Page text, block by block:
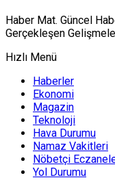
Haber Mat. Güncel
Gerçekleşen
Hızlı Menü
Haberler
Ekonomi
Magazin
Teknoloji
Hava Durumu
Namaz Vakitleri
Nöbetçi
Yol Durumu